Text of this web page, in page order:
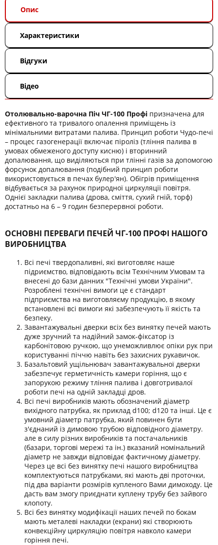
Опис
Характеристики
Відгуки
Відео
Отолювально-варочна Піч ЧГ-100 Профі призначена для
ефективного та тривалого опалення приміщень із
мінімальними витратами палива. Принцип роботи Чудо-печі
– процес газогенерації включає піроліз (тління палива в
умовах обмеженого доступу кисню) і вторинний
допалювання, що виділяються при тлінні газів за допомогою
форсунок допалювання (подібний принцип роботи
використовується в печах булер'ян). Обігрів приміщення
відбувається за рахунок природної циркуляції повітря.
Однієї закладки палива (дрова, сміття, сухий гній, торф)
достатньо на 6 – 9 годин безперервної роботи.
ОСНОВНІ ПЕРЕВАГИ ПЕЧЕЙ ЧГ-100 ПРОФІ НАШОГО
ВИРОБНИЦТВА
Всі печі твердопаливні, які виготовляє наше
підриємство, відповідають всім Технічним Умовам та
внесені до бази данних "Технічні умови України".
Розроблені технічні вимоги це є стандарт
підприємства на виготовляєму продукцію, в якому
встановлені всі вимоги які забезпечують її якість та
безпеку.
Завантажувальні дверки всіх без винятку печей мають
дуже зручний та надійний замок-фіксатор із
карбонітовою ручкою, що унеможливлює опіки рук при
користуванні піччю навіть без захисних рукавичок.
Базальтовий ущільнювач завантажувальної дверки
забезпечує герметичність камери горіння, що є
запорукою режиму тління палива і довготривалої
роботи печі на одній закладці дров.
Всі печі виробників мають обозначений діаметр
вихідного патрубка, як приклад d100; d120 та інші. Це є
умовний діаметр патрубка, який повинен бути
з'єднаний із димовою трубою відповідного діаметру.
але в силу різних виробників та постачальників
(базари, торгові мережі та ін.) вказаний номінальний
діаметр не завжди відповідає фактичному діаметру.
Через це всі без винятку печі нашого виробництва
комплектуються патрубками, які мають дві проточки,
під два варіанти розмірів купленого Вами димоходу. Це
дасть вам змогу приєднати куплену трубу без зайвого
клопоту.
Всі без винятку модифікації наших печей по бокам
мають металеві накладки (екрани) які створюють
конвекційну циркуляцію повітря навколо камери
горіння печі.